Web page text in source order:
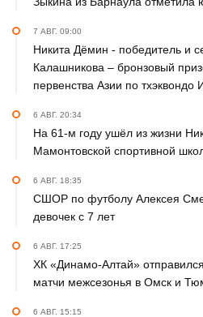
7 АВГ. 09:00
Никита Дёмин - победитель и
Калашникова – бронзовый
первенства Азии по тхэквондо
6 АВГ. 20:34
На 61-м году ушёл из жизни
Мамонтовской спортивной
6 АВГ. 18:35
СШОР по футболу Алексея
девочек с 7 лет
6 АВГ. 17:25
ХК «Динамо-Алтай»
матчи межсезонья в Омск и
6 АВГ. 15:15